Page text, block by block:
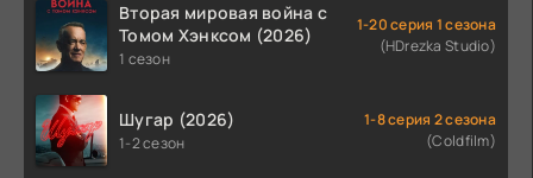
Вторая мировая война с
Томом Хэнксом (2026)
1 сезон
1-20 серия 1 сезона
(HDrezka Studio)
Шугар (2026)
1-2 сезон
1-8 серия 2 сезона
(Coldfilm)